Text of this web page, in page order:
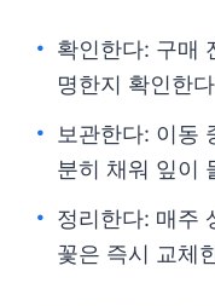
확인한다: 구매
명한지 확인한
보관한다: 이동
분히 채워 잎이
정리한다: 매주
꽃은 즉시 교체